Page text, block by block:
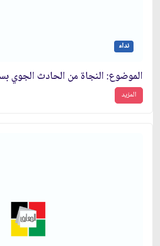
نداء
الموضوع: النجاة من الحادث الجوي
المزيد